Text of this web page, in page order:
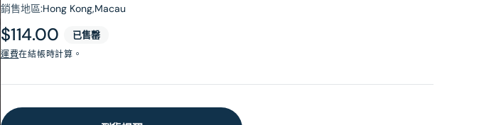
銷售地區:Hong Kong,Macau
原
價
$114.00 已售罄
運費在結帳時計算。